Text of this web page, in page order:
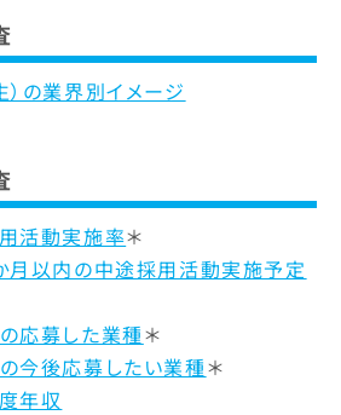
の業界別イメージ
活動実施率＊
月以内の中途採用活動実施予定
応募した業種＊
今後応募したい業種＊
年収